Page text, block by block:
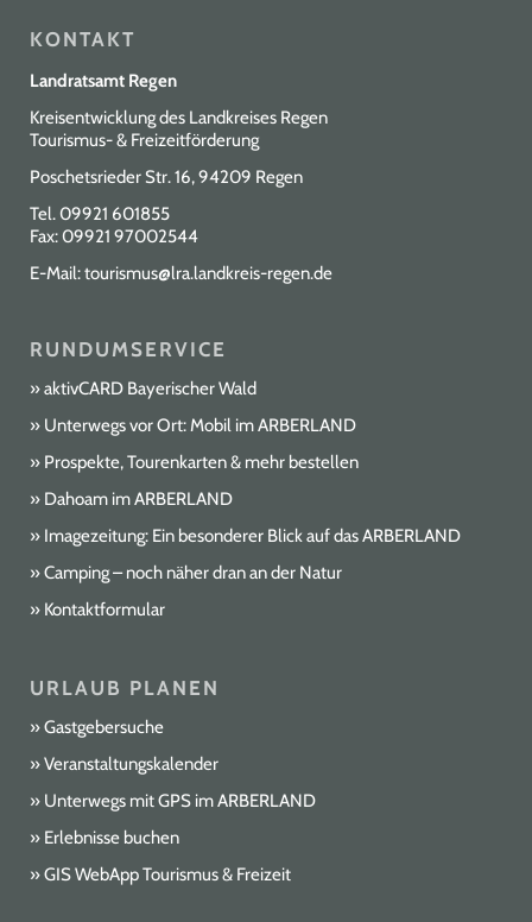
KONTAKT
Landratsamt Regen
Kreisentwicklung des Landkreises Regen
Tourismus- & Freizeitförderung
Poschetsrieder Str. 16, 94209 Regen
Tel.09921 601855
Fax: 09921 97002544
E-Mail:tourismus@lra.landkreis-regen.de
RUNDUMSERVICE
aktivCARD Bayerischer Wald
Unterwegs vor Ort: Mobil im ARBERLAND
Prospekte, Tourenkarten & mehr bestellen
Dahoam im ARBERLAND
Imagezeitung: Ein besonderer Blick auf das ARBERLAND
Camping – noch näher dran an der Natur
Kontaktformular
URLAUB PLANEN
Gastgebersuche
Veranstaltungskalender
Unterwegs mit GPS im ARBERLAND
Erlebnisse buchen
GIS WebApp Tourismus & Freizeit